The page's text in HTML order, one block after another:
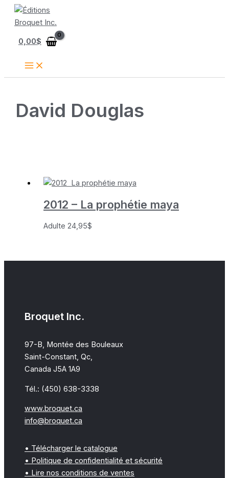
Aller
0,00$
David Douglas
2012 – La prophétie maya
Adulte24,95$
Broquet Inc.
97-B, Montée des Bouleaux
Saint-Constant, Qc,
Canada J5A 1A9
Tél.: (450) 638-3338
www.broquet.ca
info@broquet.ca
• Télécharger le catalogue
• Politique de confidentialité et sécurité
• Lire nos conditions de ventes